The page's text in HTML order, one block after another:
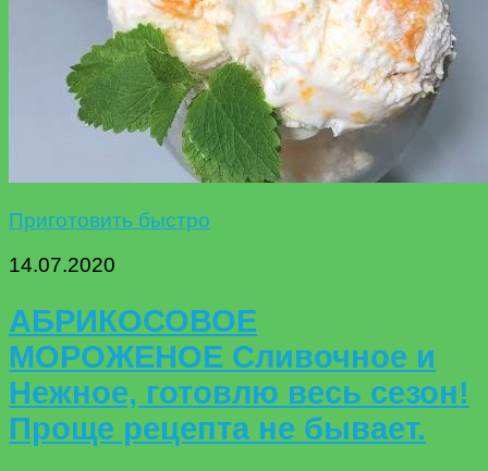
Приготовить быстро
14.07.2020
АБРИКОСОВОЕ
МОРОЖЕНОЕ Сливочное и
Нежное, готовлю весь сезон!
Проще рецепта не бывает.